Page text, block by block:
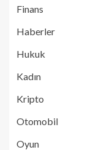
Finans
Haberler
Hukuk
Kadın
Kripto
Otomobil
Oyun